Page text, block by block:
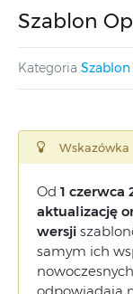
Szablon
Kategoria Szablon
Wskazówka
Od 1 czerwca
aktualizację
wersji
samym ich